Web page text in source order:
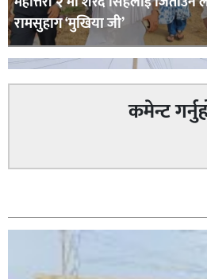
रामसुहाग ‘मुखिया जी’
कमेन्ट